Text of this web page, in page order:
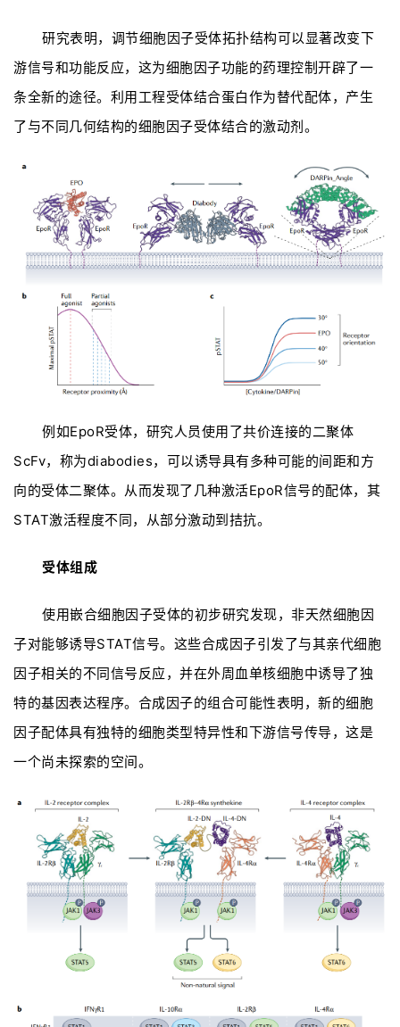
研究表明，调节细胞因子受体拓扑结构可以显著改变下
游信号和功能反应，这为细胞因子功能的药理控制开辟了一
条全新的途径。利用工程受体结合蛋白作为替代配体，产生
了与不同几何结构的细胞因子受体结合的激动剂。
例如EpoR受体，研究人员使用了共价连接的二聚体
ScFv，称为diabodies，可以诱导具有多种可能的间距和方
向的受体二聚体。从而发现了几种激活EpoR信号的配体，其
STAT激活程度不同，从部分激动到拮抗。
受体组成
使用嵌合细胞因子受体的初步研究发现，非天然细胞因
子对能够诱导STAT信号。这些合成因子引发了与其亲代细胞
因子相关的不同信号反应，并在外周血单核细胞中诱导了独
特的基因表达程序。合成因子的组合可能性表明，新的细胞
因子配体具有独特的细胞类型特异性和下游信号传导，这是
一个尚未探索的空间。